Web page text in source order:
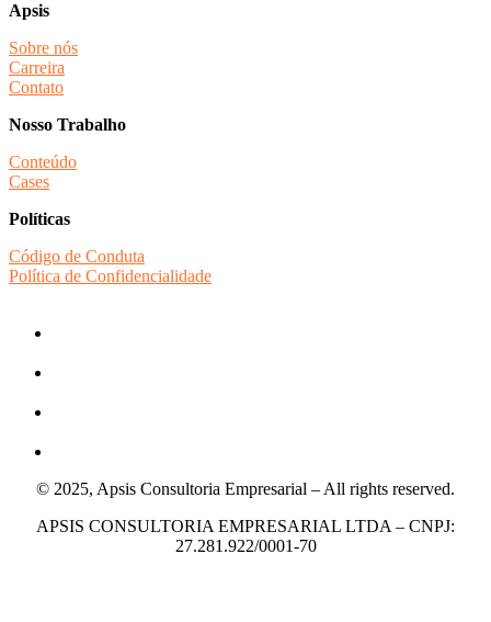
Apsis
Sobre nós
Carreira
Contato
Nosso Trabalho
Conteúdo
Cases
Políticas
Código de Conduta
Política de Confidencialidade
© 2025, Apsis Consultoria Empresarial – All rights reserved.
APSIS CONSULTORIA EMPRESARIAL LTDA – CNPJ:
27.281.922/0001-70